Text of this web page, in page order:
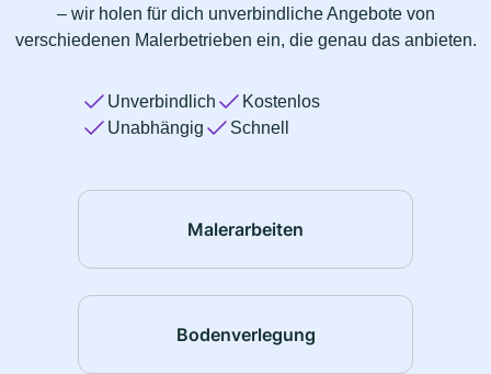
– wir holen für dich unverbindliche Angebote von
verschiedenen Malerbetrieben ein, die genau das anbieten.
Unverbindlich
Kostenlos
Unabhängig
Schnell
Malerarbeiten
Bodenverlegung